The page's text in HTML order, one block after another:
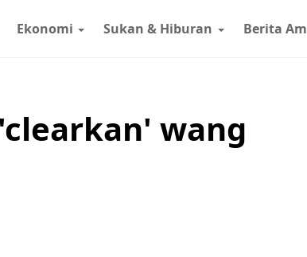
Ekonomi Sukan & Hiburan Berita Am
wang